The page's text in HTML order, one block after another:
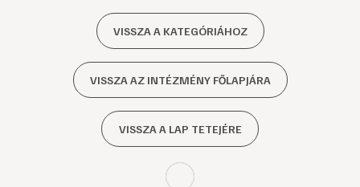
VISSZA A KATEGÓRIÁHOZ
VISSZA AZ INTÉZMÉNY FŐLAPJÁRA
VISSZA A LAP TETEJÉRE